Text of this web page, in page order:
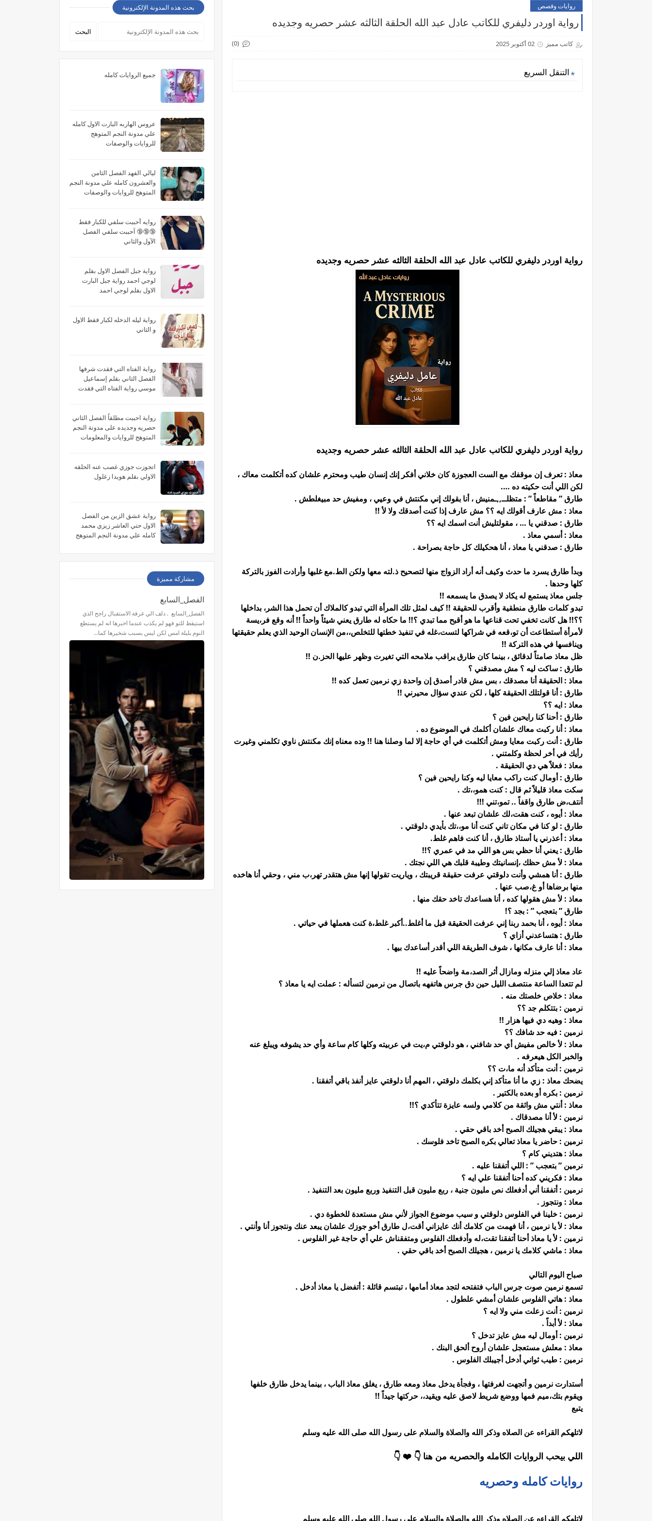
روايات وقصص
رواية اوردر دليفري للكاتب عادل عبد الله الحلقة الثالثه عشر حصريه وجديده
كاتب مميز 02 أكتوبر 2025 (0)
التنقل السريع
رواية اوردر دليفري للكاتب عادل عبد الله الحلقة الثالثه عشر حصريه وجديده
رواية اوردر دليفري للكاتب عادل عبد الله الحلقة الثالثه عشر حصريه وجديده
معاذ : تعرف إن موقفك مع الست العجوزة كان خلاني أفكر إنك إنسان طيب ومحترم علشان كده أتكلمت معاك ،
لكن اللي أنت حكيته ده ….
طارق ” مقاطعاً ” : متظلــ,,ـمنيش ، أنا بقولك إني مكنتش في وعيي ، ومفيش حد مبيغلطش .
معاذ : مش عارف أقولك ايه ؟؟ مش عارف إذا كنت أصدقك ولا لأ !!
طارق : صدقني يا … ، مقولتليش أنت اسمك ايه ؟؟
معاذ : أسمي معاذ .
طارق : صدقني يا معاذ ، أنا هحكيلك كل حاجة بصراحة .
وبدأ طارق يسرد ما حدث وكيف أنه أراد الزواج منها لتصحيح ذ.لته معها ولكن الط.مع غلبها وأرادت الفوز بالتركة
كلها وحدها .
جلس معاذ يستمع له يكاد لا يصدق ما يسمعه !!
تبدو كلمات طارق منطقية وأقرب للحقيقة !! كيف لمثل تلك المرأة التي تبدو كالملاك أن تحمل هذا الشر، بداخلها
؟؟!! هل كانت تخفي تحت قناعها ما هو أقبح مما تبدي ؟!! ما حكاه له طارق يعني شيئاً واحداً !! أنه وقع فر،يسة
لأمرأة أستطاعت أن تو،قعه في شراكها لتست،غله في تنفيذ خطتها للتخلص،،من الإنسان الوحيد الذي يعلم حقيقتها
وينافسها في هذه التركة !!
ظل معاذ صامتاً لدقائق ، بينما كان طارق يراقب ملامحه التي تغيرت وظهر عليها الحز.ن !!
طارق : ساكت ليه ؟ مش مصدقني ؟
معاذ : الحقيقة أنا مصدقك ، بس مش قادر أصدق إن واحدة زي نرمين تعمل كده !!
طارق : أنا قولتلك الحقيقة كلها ، لكن عندي سؤال محيرني !!
معاذ : ايه ؟؟
طارق : أحنا كنا رايحين فين ؟
معاذ : أنا ركبت معاك علشان أكلمك في الموضوع ده .
طارق : أنت ركبت معايا ومش أتكلمت في أي حاجة إلا لما وصلنا هنا !! وده معناه إنك مكنتش ناوي تكلمني وغيرت
رأيك في أخر لحظة وكلمتني .
معاذ : فعلاً هي دي الحقيقة .
طارق : أومال كنت راكب معايا ليه وكنا رايحين فين ؟
سكت معاذ قليلاً ثم قال : كنت همو،،تك .
أنتف،ض طارق واقفاً .. تمو،تني !!!
معاذ : أيوه ، كنت هقت،لك علشان تبعد عنها .
طارق : لو كنا في مكان تاني كنت أنا مو،،تك بأيدي دلوقتي .
معاذ : أعذرني يا أستاذ طارق ، أنا كنت فاهم غلط.
طارق : يعني أنا حظي بس هو اللي مد في عمري ؟!!
معاذ : لأ مش حظك ،إنسانيتك وطيبة قلبك هي اللي نجتك .
طارق : أنا همشي وأنت دلوقتي عرفت حقيقة قريبتك ، وياريت تقولها إنها مش هتقدر تهر،ب مني ، وحقي أنا هاخده
منها برضاها أو غ،صب عنها .
معاذ : لأ مش هقولها كده ، أنا هساعدك تاخد حقك منها .
طارق ” بتعجب ” : بجد ؟!
معاذ : أيوه ، أنا بحمد ربنا إني عرفت الحقيقة قبل ما أغلط..أكبر غلط،ة كنت هعملها في حياتي .
طارق : هتساعدني أزاي ؟
معاذ : أنا عارف مكانها ، شوف الطريقة اللي أقدر أساعدك بيها .
عاد معاذ إلي منزله ومازال أثر الصد،مة واضحاً عليه !!
لم تتعدا الساعة منتصف الليل حين دق جرس هاتفهه باتصال من نرمين لتسأله : عملت ايه يا معاذ ؟
معاذ : خلاص خلصتك منه .
نرمين : بتتكلم جد ؟؟
معاذ : وهيه دي فيها هزار !!
نرمين : فيه حد شافك ؟؟
معاذ : لأ خالص مفيش أي حد شافني ، هو دلوقتي م،يت في عربيته وكلها كام ساعة وأي حد يشوفه ويبلغ عنه
والخبر الكل هيعرفه .
نرمين : أنت متأكد أنه ما،ت ؟؟
يضحك معاذ : زي ما أنا متأكد إني بكلمك دلوقتي ، المهم أنا دلوقتي عايز أنفذ باقي أتفقنا .
نرمين : بكره أو بعده بالكتير .
معاذ : أنتي مش واثقة من كلامي ولسه عايزة تتأكدي ؟!!
نرمين : لأ أنا مصدقاك .
معاذ : يبقي هجيلك الصبح أخد باقي حقي .
نرمين : حاضر يا معاذ تعالي بكره الصبح تاخد فلوسك .
معاذ : هتديني كام ؟
نرمين ” بتعجب ” : اللي أتفقنا عليه .
معاذ : فكريني كده أحنا أتفقنا علي ايه ؟
نرمين : أتفقنا أني أدفعلك نص مليون جنية ، ربع مليون قبل التنفيذ وربع مليون بعد التنفيذ .
معاذ : ونتجوز .
نرمين : خلينا في الفلوس دلوقتي و سيب موضوع الجواز لأني مش مستعدة للخطوة دي .
معاذ : لأ يا نرمين ، أنا فهمت من كلامك أنك عايزاني أقت،ل طارق أخو جوزك علشان يبعد عنك ونتجوز أنا وأنتي .
نرمين : لأ يا معاذ أحنا أتفقنا تقت،له وأدفعلك الفلوس ومتفقناش علي أي حاجة غير الفلوس .
معاذ : ماشي كلامك يا نرمين ، هجيلك الصبح أخد باقي حقي .
صباح اليوم التالي
تسمع نرمين صوت جرس الباب فتفتحه لتجد معاذ أمامها ، تبتسم قائلة : أتفضل يا معاذ أدخل .
معاذ : هاتي الفلوس علشان أمشي علطول .
نرمين : أنت زعلت مني ولا ايه ؟
معاذ : لأ أبداً .
نرمين : أومال ليه مش عايز تدخل ؟
معاذ : معلش مستعجل علشان أروح ألحق البنك .
نرمين : طيب ثواني أدخل أجيبلك الفلوس .
أستدارت نرمين و أتجهت لغرفتها ، وفجأة يدخل معاذ ومعه طارق ، يغلق معاذ الباب ، بينما يدخل طارق خلفها
ويقوم بتك،ميم فمها ووضع شريط لاصق عليه ويقيد،، حركتها جيداً !!
يتبع
لاتلهكم القراءه عن الصلاه وذكر الله والصلاة والسلام على رسول الله صلى الله عليه وسلم
اللي بيحب الروايات الكامله والحصريه من هنا 👇 ❤️ 👇
روايات كامله وحصريه
لاتلهكم القراءه عن الصلاه وذكر الله والصلاة والسلام على رسول الله صلى الله عليه وسلم
بحث هذه المدونة الإلكترونية
جميع الروايات كامله
عروس الهاربه البارت الاول كامله
علي مدونة النجم المتوهج
للروايات والوصفات
ليالي الفهد الفصل الثامن
والعشرون كامله علي مدونة النجم
المتوهج للروايات والوصفات
روايه أحببت سلفي للكبار فقط
🔞🔞🔞 آحببت سلفي الفصل
الآول والثاني
رواية جبل الفصل الاول بقلم
لوجي احمد رواية جبل البارت
الاول بقلم لوجي احمد
رواية ليله الدخله لكبار فقط الاول
و الثاني
رواية الفتاه التي فقدت شرفها
الفصل الثاني بقلم إسماعيل
موسي رواية الفتاه التي فقدت
فقدت شرفها الجزء الثاني بقلم
إسماعيل موسي
رواية احببت مطلقاً الفصل الثاني
حصريه وجديده على مدونة النجم
المتوهج للروايات والمعلومات
اتجوزت جوزي غصب عنه الحلقه
الاولي بقلم هويدا زغلول
رواية عشق الزين من الفصل
الاول حتي العاشر زيزي محمد
كامله علي مدونة النجم المتوهج
مشاركة مميزة
الفصل_السابع
الفصل_السابع . دلف الي غرفة الاستقبال راجح الذي
استيقظ للتو فهو لم يكذب عندما اخبرها انه لم يستطع
النوم بليلة امس لكن ليس بسبب شخيرها كما…